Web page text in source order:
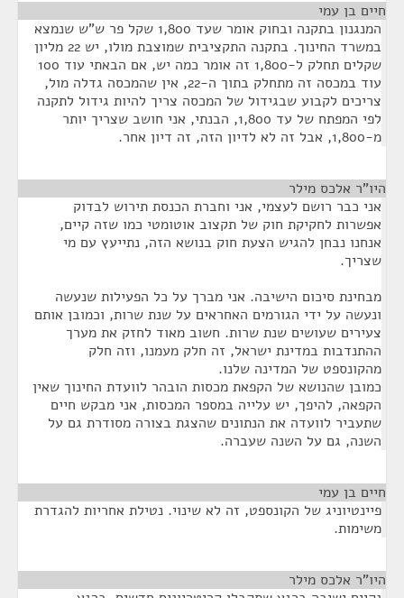
חיים בן עמי
המנגנון בתקנה ובחוק אומר שעד 1,800 שקל פר ש"ש שנמצא
במשרד החינוך. בתקנה התקציבית שמוצבת מולו, יש 22 מליון
שקלים תחלק ל-1,800 זה אומר כמה יש, אם הבאתי עוד 100
עוד במכסה זה מתחלק בתוך ה-22, אין שהמכסה גדלה מול,
צריכים לקבוע שבגידול של המכסה צריך להיות גידול לתקנה
לפי המפתח של עד 1,800, הבנתי, אני חושב שצריך יותר
מ-1,800, אבל זה לא לדיון הזה, זה דיון אחר.
היו"ר אלכס מילר
אני כבר רושם לעצמי, אני וחברת הכנסת תירוש לבדוק
אפשרות לחקיקת חוק של תקצוב אוטומטי כמו שזה קיים,
אנחנו נבחן להגיש הצעת חוק בנושא הזה, נתייעץ עם מי
שצריך.
מבחינת סיכום הישיבה. אני מברך על כל הפעילות שנעשה
ונעשה על ידי הגורמים האחראים על שנת שרות, וכמובן אותם
צעירים שעושים שנת שרות. חשוב מאוד לחזק את מערך
ההתנדבות במדינת ישראל, זה חלק מעמנו, וזה חלק
מהקונספט של המדינה שלנו.
כמובן שהנושא של הקפאת מכסות הובהר לוועדת החינוך שאין
הקפאה, להיפך, יש עלייה במספר המכסות, אני מבקש חיים
שתעביר לוועדה את הנתונים שהצגת בצורה מסודרת גם על
השנה, גם על השנה שעברה.
חיים בן עמי
פיינטיוניג של הקונספט, זה לא שינוי. נטילת אחריות להגדרת
משימות.
היו"ר אלכס מילר